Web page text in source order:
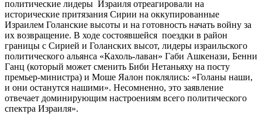
политические лидеры Израиля отреагировали на
исторические притязания Сирии на оккупированные
Израилем Голанские высоты и на готовность начать войну за
их возвращение. В ходе состоявшейся поездки в район
границы с Сирией и Голанских высот, лидеры израильского
политического альянса «Кахоль-лаван» Габи Ашкенази, Бенни
Ганц (который может сменить Биби Нетаньяху на посту
премьер-министра) и Моше Яалон поклялись: «Голаны наши,
и они останутся нашими». Несомненно, это заявление
отвечает доминирующим настроениям всего политического
спектра Израиля».